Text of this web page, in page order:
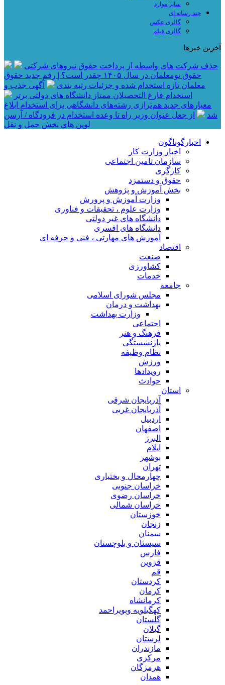
سایر موارد
چند رسانه ای
گالری عکس
گالری فیلم
آخرین خبرها
حذف شرکت های واسطه از پرداخت حقوق نیروهای شرکتی
حقوق نومعلمان در سال ۱۴۰۵ چقدر است؟ | رقم جدید حقوق
معلمان تازه استخدام شده و جزئیات رتبه بندی
آگهی جذب و
استخدام فارغ التحصیلان ممتاز دانشگاه های دولتی برتر
معیار‌های جدید هم‌ترازی رشته‌های دانشگاهی برای استخدام ابلاغ
شد
از جعل عنوان وزیر راه تا وعده استخدام در فرودگاه / آرسن
لوپن های بخش حمل و نقل
اخبارگوناگون
اخبار وزارت کار
سازمان تامین اجتماعی
کارگری
حقوق و دستمزد
بخش آموزش و پژوهش
وزارت آموزش و پرورش
وزارت علوم ، تحقیقات و فناوری
دانشگاه های غیر دولتی
دانشگاه های افسری
آموزش های مهارتی ، فنی و حرفه ای
اقتصاد
صنعت
کشاورزی
خدمات
جامعه
مجلس شورای اسلامی
بهداشت و درمان
وزارت بهداشت
اجتماعی
فرهنگ و هنر
بازنشستگی
نظام وظیفه
ورزش
رویدادها
حوادث
استان
آذربایجان شرقی
آذربایجان غربی
اردبیل
اصفهان
البرز
ایلام
بوشهر
تهران
چهارمحال و بختیاری
خراسان جنوبی
خراسان رضوی
خراسان شمالی
خوزستان
زنجان
سمنان
سیستان و بلوچستان
فارس
قزوین
قم
کردستان
کرمان
کرمانشاه
کهگیلویه وبویراحمد
گلستان
گیلان
لرستان
مازندران
مرکزی
هرمزگان
همدان